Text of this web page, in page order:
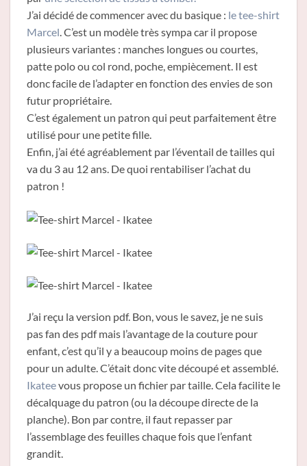
J’ai décidé de commencer avec du basique : le tee-shirt
Marcel. C’est un modèle très sympa car il propose
plusieurs variantes : manches longues ou courtes,
patte polo ou col rond, poche, empiècement. Il est
donc facile de l’adapter en fonction des envies de son
futur propriétaire.
C’est également un patron qui peut parfaitement être
utilisé pour une petite fille.
Enfin, j’ai été agréablement par l’éventail de tailles qui
va du 3 au 12 ans. De quoi rentabiliser l’achat du
patron !
J’ai reçu la version pdf. Bon, vous le savez, je ne suis
pas fan des pdf mais l’avantage de la couture pour
enfant, c’est qu’il y a beaucoup moins de pages que
pour un adulte. C’était donc vite découpé et assemblé.
Ikateevous propose un fichier par taille. Cela facilite le
décalquage du patron (ou la découpe directe de la
planche). Bon par contre, il faut repasser par
l’assemblage des feuilles chaque fois que l’enfant
grandit.